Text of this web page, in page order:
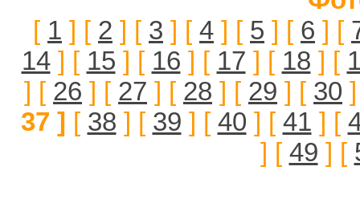
[ 1 ] [ 2 ] [ 3 ] [ 4 ] [ 5 ] [ 6 ] [
14] [ 15 ] [ 16 ] [ 17 ] [ 18 ] [
] [ 26 ] [ 27 ] [ 28 ] [ 29 ] [ 30
37 ] [ 38 ] [ 39 ] [ 40 ] [ 41 ] [
] [ 49 ] [